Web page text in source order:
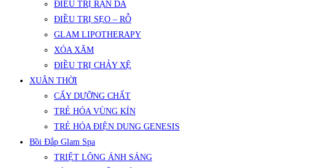
ĐIỀU TRỊ RẠN DA
ĐIỀU TRỊ SẸO – RỖ
GLAM LIPOTHERAPY
XÓA XĂM
ĐIỀU TRỊ CHẢY XỆ
XUÂN THỜI
CẤY DƯỠNG CHẤT
TRẺ HÓA VÙNG KÍN
TRẺ HÓA ĐIỆN DUNG GENESIS
Bồi Đắp Glam Spa
TRIỆT LÔNG ÁNH SÁNG